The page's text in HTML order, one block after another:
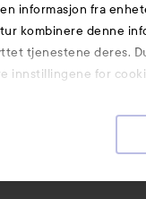
informasjon fra
kombinere denne
tjenestene deres.
innstillingene for